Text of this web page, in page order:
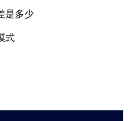
是多少
式